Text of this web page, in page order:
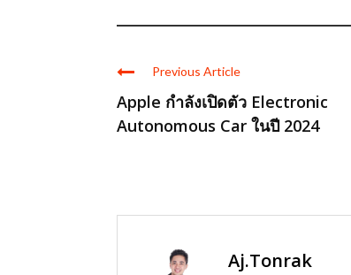
Previous Article
Apple กำลังเปิดตัว Electronic
Autonomous Car ในปี 2024
Aj.Tonrak